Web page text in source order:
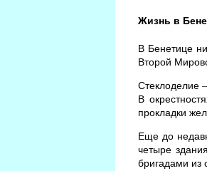
Жизнь в
В Бенетице
Второй
Стеклоделие
В
прокладки
Еще до
четыре
бригадами из